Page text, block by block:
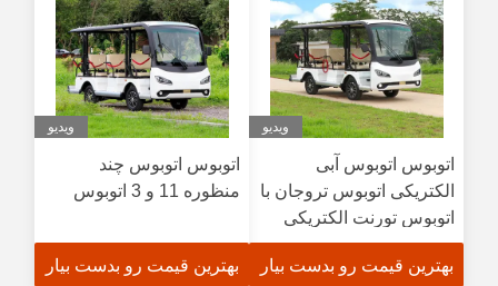
ویدیو
اتوبوس اتوبوس آبی
الکتریکی اتوبوس تروجان با
اتوبوس تورنت الکتریکی
بهترین قیمت رو بدست بیار
ویدیو
اتوبوس اتوبوس چند
منظوره 11 و 3 اتوبوس
بهترین قیمت رو بدست بیار